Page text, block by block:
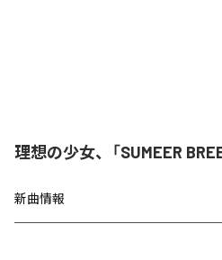
理想の少女、「SUMEER
新曲情報